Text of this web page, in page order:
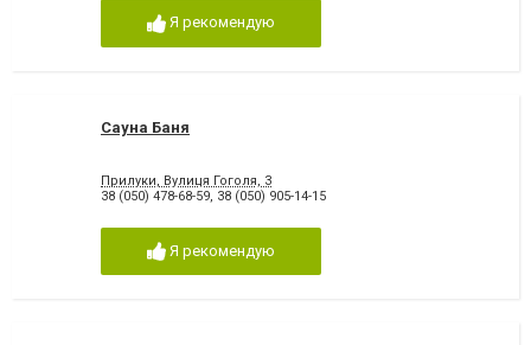
Я рекомендую
Сауна Баня
Прилуки, Вулиця Гоголя, 3
38 (050) 478-68-59, 38 (050) 905-14-15
Я рекомендую